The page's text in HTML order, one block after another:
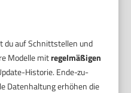
du auf Schnittstellen und
Modelle mitregelmäßigen
Historie. Ende-zu-
Datenhaltung erhöhen die